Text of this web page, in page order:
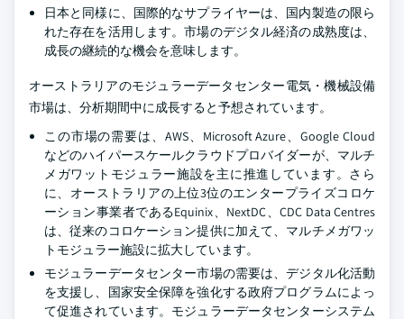
日本と同様に、国際的なサプライヤーは、国内製造の限ら
れた存在を活用します。市場のデジタル経済の成熟度は、
成長の継続的な機会を意味します。
オーストラリアのモジュラーデータセンター電気・機械設備
市場は、分析期間中に成長すると予想されています。
この市場の需要は、AWS、Microsoft Azure、Google Cloud
などのハイパースケールクラウドプロバイダーが、マルチ
メガワットモジュラー施設を主に推進しています。さら
に、オーストラリアの上位3位のエンタープライズコロケ
ーション事業者であるEquinix、NextDC、CDC Data Centres
は、従来のコロケーション提供に加えて、マルチメガワッ
トモジュラー施設に拡大しています。
モジュラーデータセンター市場の需要は、デジタル化活動
を支援し、国家安全保障を強化する政府プログラムによっ
て促進されています。モジュラーデータセンターシステム